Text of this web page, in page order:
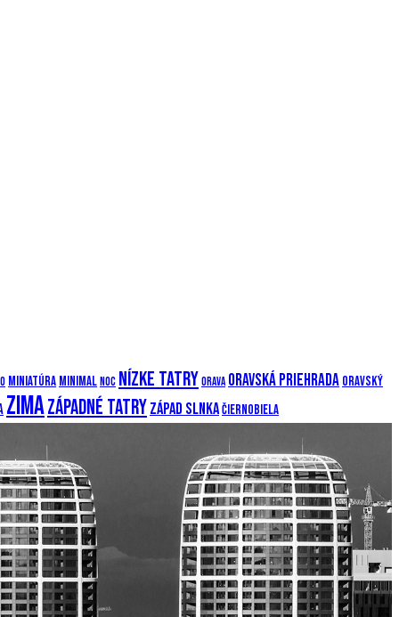
Miniatúra Minimal Noc Nízke TatryOrava Oravská priehrada Oravský
ZimaZápadné TatryZápad slnkaČiernobiela